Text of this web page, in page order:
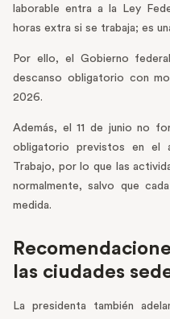
laborable entra a la Ley
horas extra si se trabaja; es
Por ello, el Gobierno
descanso obligatorio con
2026.
Además, el 11 de junio no
obligatorio previstos en el
Trabajo, por lo que las
normalmente, salvo que
medida.
las ciudades
La presidenta también